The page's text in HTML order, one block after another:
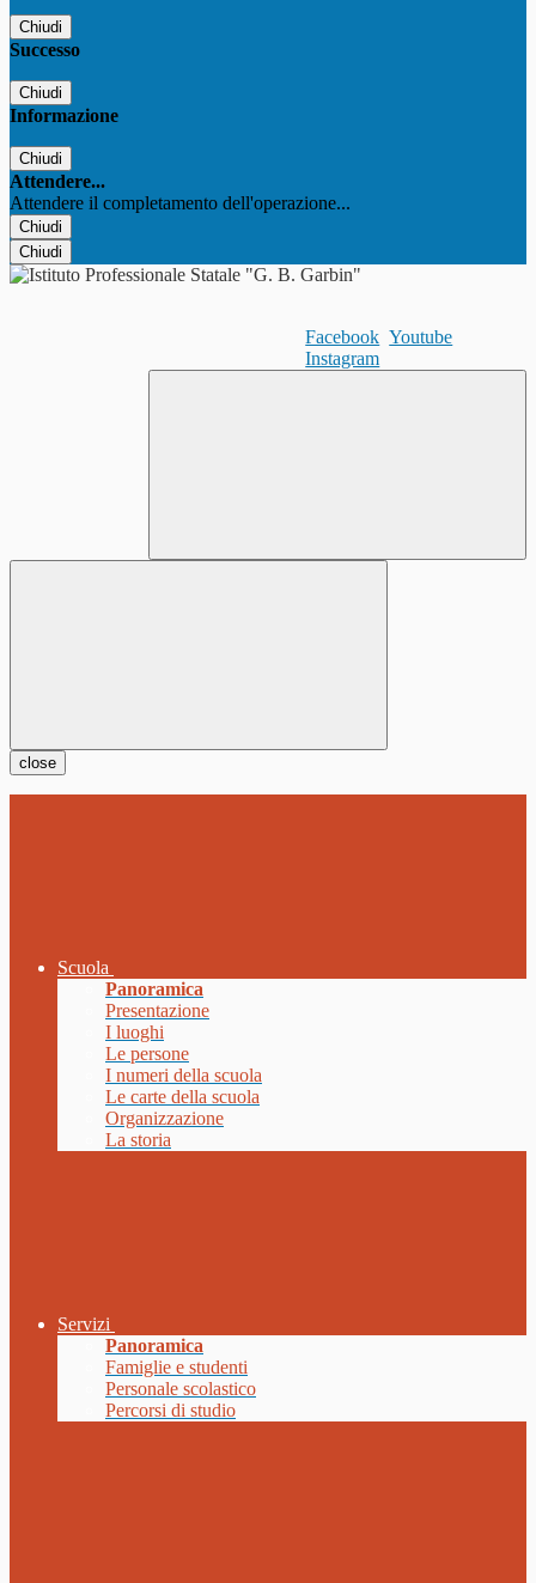
Chiudi
Successo
Chiudi
Informazione
Chiudi
Attendere...
Attendere il completamento dell'operazione...
Chiudi
Chiudi
Facebook Youtube
Instagram
close
Scuola
Panoramica
Presentazione
I luoghi
Le persone
I numeri della scuola
Le carte della scuola
Organizzazione
La storia
Servizi
Panoramica
Famiglie e studenti
Personale scolastico
Percorsi di studio